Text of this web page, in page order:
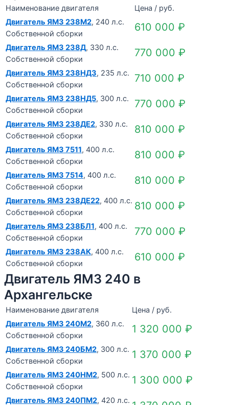
Наименование двигателя
Цена / руб.
Двигатель ЯМЗ 238М2, 240 л.с.
Собственной сборки
610 000 ₽
Двигатель ЯМЗ 238Д, 330 л.с.
Собственной сборки
770 000 ₽
Двигатель ЯМЗ 238НД3, 235 л.с.
Собственной сборки
710 000 ₽
Двигатель ЯМЗ 238НД5, 300 л.с.
Собственной сборки
770 000 ₽
Двигатель ЯМЗ 238ДЕ2, 330 л.с.
Собственной сборки
810 000 ₽
Двигатель ЯМЗ 7511, 400 л.с.
Собственной сборки
810 000 ₽
Двигатель ЯМЗ 7514, 400 л.с.
Собственной сборки
810 000 ₽
Двигатель ЯМЗ 238ДЕ22, 400 л.с.
Собственной сборки
810 000 ₽
Двигатель ЯМЗ 238БЛ1, 400 л.с.
Собственной сборки
770 000 ₽
Двигатель ЯМЗ 238АК, 400 л.с.
Собственной сборки
610 000 ₽
Двигатель ЯМЗ 240 в
Архангельске
Наименование двигателя
Цена / руб.
Двигатель ЯМЗ 240М2, 360 л.с.
Собственной сборки
1 320 000 ₽
Двигатель ЯМЗ 240БМ2, 300 л.с.
Собственной сборки
1 370 000 ₽
Двигатель ЯМЗ 240НМ2, 500 л.с.
Собственной сборки
1 300 000 ₽
Двигатель ЯМЗ 240ПМ2, 420 л.с.